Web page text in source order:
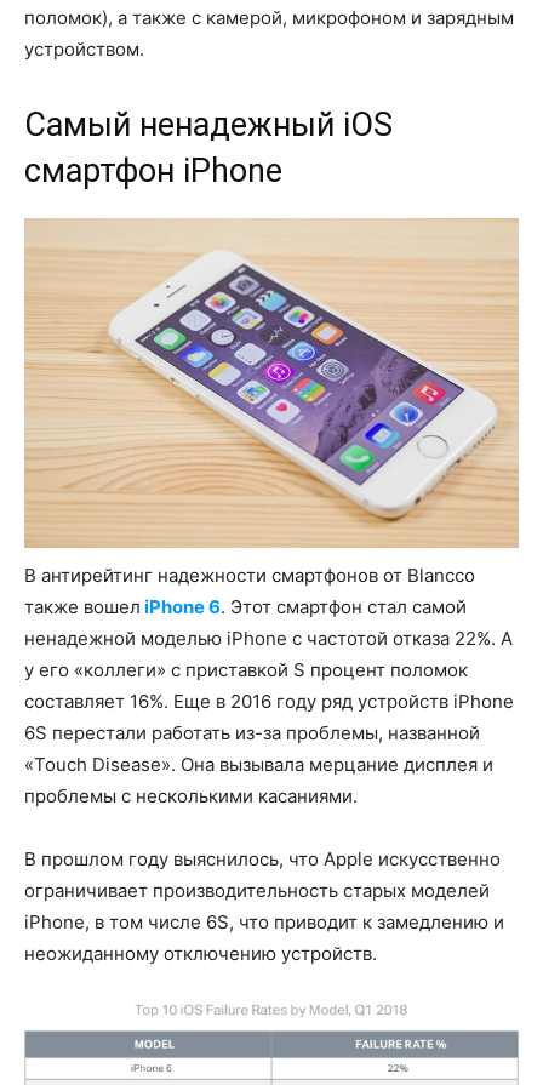
поломок), а также с камерой, микрофоном и зарядным
устройством.
Самый ненадежный iOS
смартфон iPhone
В антирейтинг надежности смартфонов от Blancco
также вошел iPhone 6. Этот смартфон стал самой
ненадежной моделью iPhone с частотой отказа 22%. А
у его «коллеги» c приставкой S процент поломок
составляет 16%. Еще в 2016 году ряд устройств iPhone
6S перестали работать из-за проблемы, названной
«Touch Disease». Она вызывала мерцание дисплея и
проблемы с несколькими касаниями.
В прошлом году выяснилось, что Apple искусственно
ограничивает производительность старых моделей
iPhone, в том числе 6S, что приводит к замедлению и
неожиданному отключению устройств.